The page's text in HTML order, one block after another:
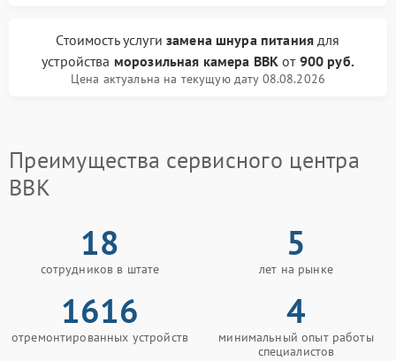
Стоимость услуги замена шнура питаниядля
устройства морозильная камера BBK от 900 руб.
Цена актуальна на текущую дату 08.08.2026
Преимущества сервисного центра
BBK
18
сотрудников в штате
5
лет на рынке
1616
отремонтированных устройств
4
минимальный опыт работы
специалистов